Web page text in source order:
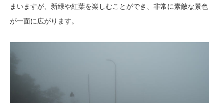
まいますが、新緑や紅葉を楽しむことができ、非常に素敵な景色
が一面に広がります。